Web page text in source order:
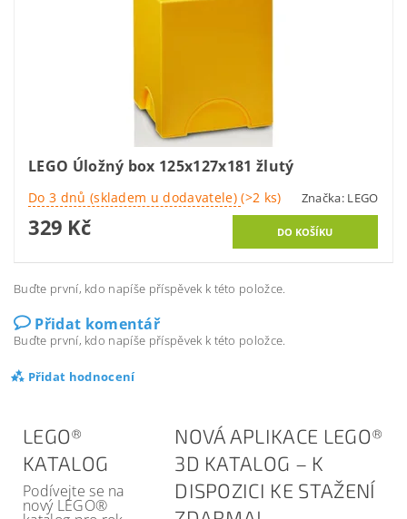
LEGO Úložný box 125x127x181 žlutý
Do 3 dnů (skladem u dodavatele)(>2 ks) Značka: LEGO
329 Kč
Buďte první, kdo napíše příspěvek k této položce.
Přidat komentář
Buďte první, kdo napíše příspěvek k této položce.
Přidat hodnocení
LEGO®
KATALOG
Podívejte se na
nový LEGO®
NOVÁ APLIKACE LEGO®
3D KATALOG – K
DISPOZICI KE STAŽENÍ